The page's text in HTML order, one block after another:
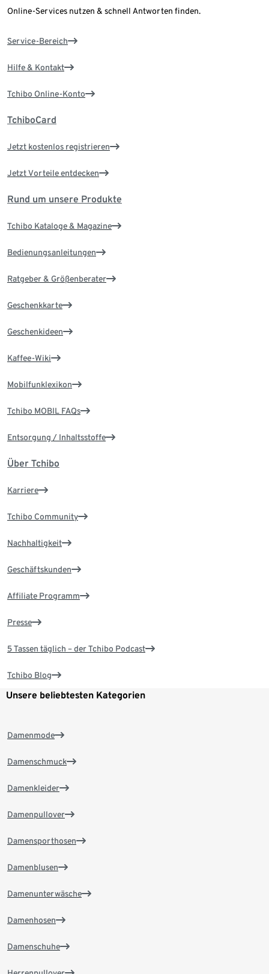
Online-Services nutzen & schnell Antworten finden.
Service-Bereich
Hilfe & Kontakt
Tchibo Online-Konto
TchiboCard
Jetzt kostenlos registrieren
Jetzt Vorteile entdecken
Rund um unsere Produkte
Tchibo Kataloge & Magazine
Bedienungsanleitungen
Ratgeber & Größenberater
Geschenkkarte
Geschenkideen
Kaffee-Wiki
Mobilfunklexikon
Tchibo MOBIL FAQs
Entsorgung / Inhaltsstoffe
Über Tchibo
Karriere
Tchibo Community
Nachhaltigkeit
Geschäftskunden
Affiliate Programm
Presse
5 Tassen täglich – der Tchibo Podcast
Tchibo Blog
Unsere beliebtesten Kategorien
Damenmode
Damenschmuck
Damenkleider
Damenpullover
Damensporthosen
Damenblusen
Damenunterwäsche
Damenhosen
Damenschuhe